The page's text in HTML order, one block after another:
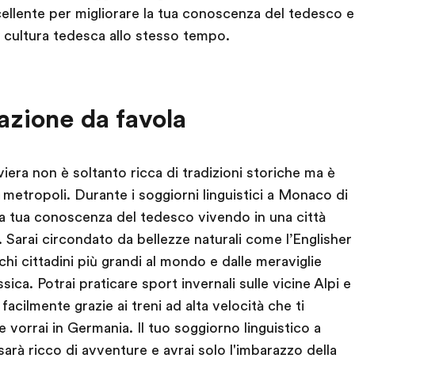
per migliorare la tua conoscenza del tedesco e
cultura tedesca allo stesso tempo.
da favola
non è soltanto ricca di tradizioni storiche ma è
metropoli. Durante i soggiorni linguistici a Monaco di
tua conoscenza del tedesco vivendo in una città
circondato da bellezze naturali come l’Englisher
cittadini più grandi al mondo e dalle meraviglie
Potrai praticare sport invernali sulle vicine Alpi e
grazie ai treni ad alta velocità che ti
vorrai in Germania. Il tuo soggiorno linguistico a
ricco di avventure e avrai solo l'imbarazzo della